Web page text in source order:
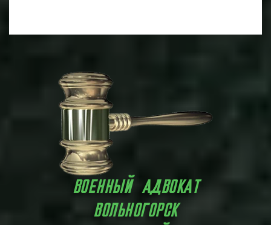
ВОЕННЫЙ АДВОКАТ
ВОЛЬНОГОРСК